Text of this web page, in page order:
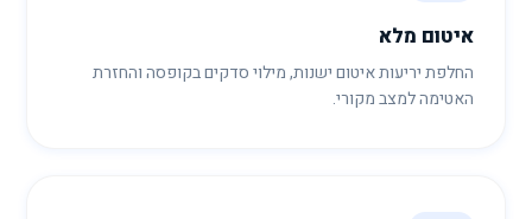
איטום מלא
החלפת יריעות איטום ישנות, מילוי סדקים בקופסה והחזרת
האטימה למצב מקורי.